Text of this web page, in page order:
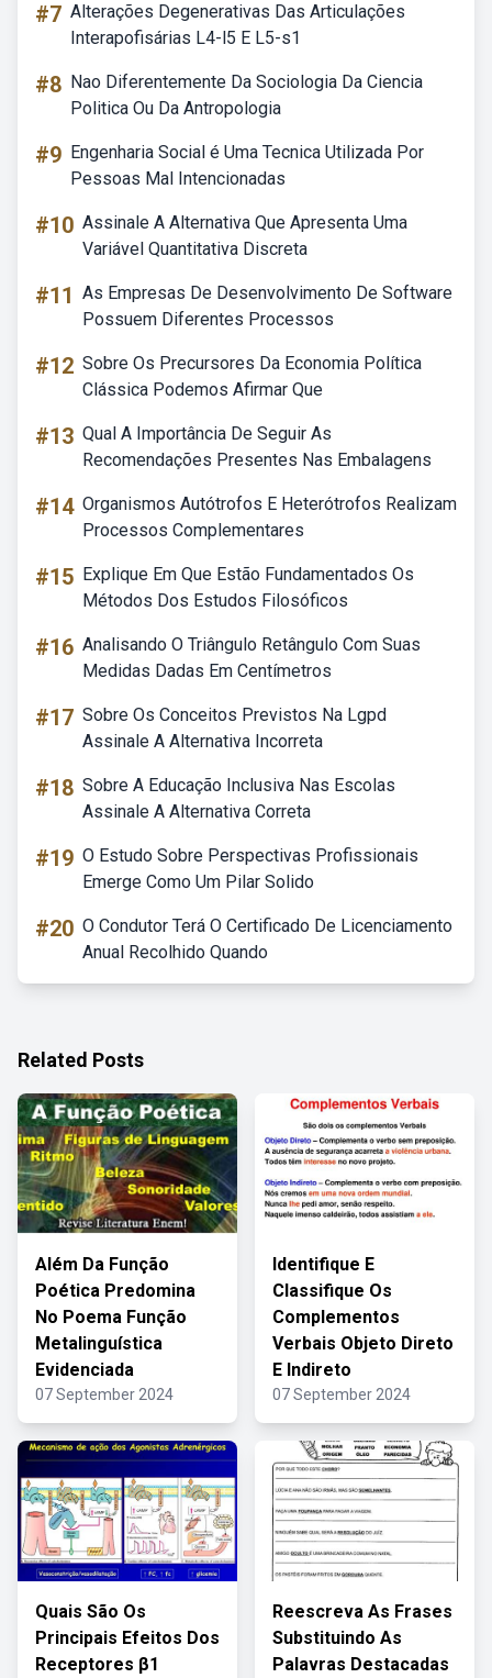
#7 Alterações Degenerativas Das Articulações
Interapofisárias L4-l5 E L5-s1
#8 Nao Diferentemente Da Sociologia Da Ciencia
Politica Ou Da Antropologia
#9 Engenharia Social é Uma Tecnica Utilizada Por
Pessoas Mal Intencionadas
#10 Assinale A Alternativa Que Apresenta Uma
Variável Quantitativa Discreta
#11 As Empresas De Desenvolvimento De Software
Possuem Diferentes Processos
#12 Sobre Os Precursores Da Economia Política
Clássica Podemos Afirmar Que
#13 Qual A Importância De Seguir As
Recomendações Presentes Nas Embalagens
#14 Organismos Autótrofos E Heterótrofos Realizam
Processos Complementares
#15 Explique Em Que Estão Fundamentados Os
Métodos Dos Estudos Filosóficos
#16 Analisando O Triângulo Retângulo Com Suas
Medidas Dadas Em Centímetros
#17 Sobre Os Conceitos Previstos Na Lgpd
Assinale A Alternativa Incorreta
#18 Sobre A Educação Inclusiva Nas Escolas
Assinale A Alternativa Correta
#19 O Estudo Sobre Perspectivas Profissionais
Emerge Como Um Pilar Solido
#20 O Condutor Terá O Certificado De Licenciamento
Anual Recolhido Quando
Related Posts
Além Da Função
Poética Predomina
No Poema Função
Metalinguística
Evidenciada
07 September 2024
Identifique E
Classifique Os
Complementos
Verbais Objeto Direto
E Indireto
07 September 2024
Quais São Os
Principais Efeitos Dos
Receptores β1
Reescreva As Frases
Substituindo As
Palavras Destacadas